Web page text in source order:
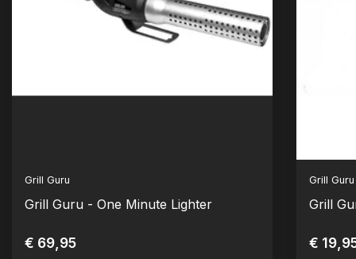
Grill Guru
Grill Guru - One Minute Lighter
€ 69,95
Grill Guru
Grill
€